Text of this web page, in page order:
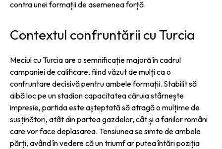
contra unei formații de asemenea forță.
Contextul confruntării cu Turcia
Meciul cu Turcia are o semnificație majoră în cadrul
campaniei de calificare, fiind văzut de mulți ca o
confruntare decisivă pentru ambele formații. Stabilit să
aibă loc pe un stadion capacitatea căruia stârnește
impresie, partida este așteptată să atragă o mulțime de
susținători, atât din partea gazdelor, cât și a fanilor români
care vor face deplasarea. Tensiunea se simte de ambele
părți, având în vedere că un triumf ar putea întări poziția